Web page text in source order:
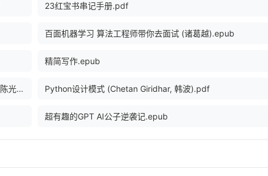
23红宝书串记手册.pdf
百面机器学习 算法工程师带你去面试 (诸葛越).epub
精简写作.epub
Python编程导论第2版 ([美] John V . Guttag 著 译者：陈光欣).pdf Python设计模式 (Chetan Giridhar, 韩波).pdf
超有趣的GPT AI公子逆袭记.epub